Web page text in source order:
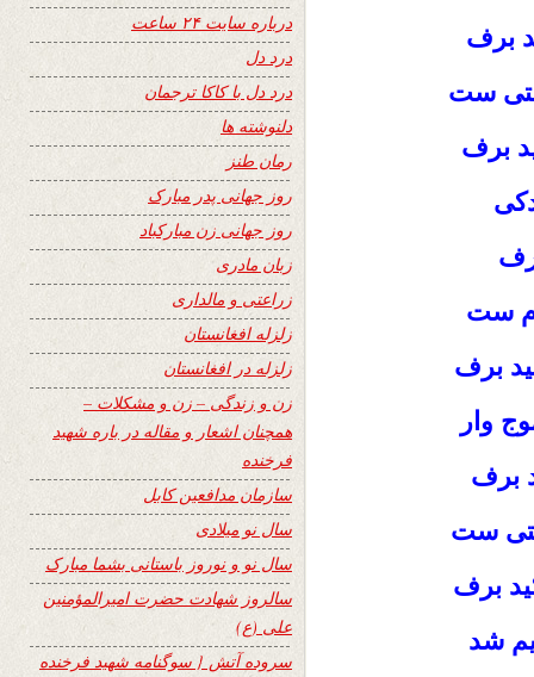
برف
ست
برف
ست
برف
وار
برف
ست
برف
شد
درباره سایت ۲۴ ساعت
درد دل
درد دل با کاکا ترجمان
دلنوشته ها
رمان طنز
روز جهانی پدر مبارک
روز جهانی زن مبارکباد
زبان مادری
زراعتی و مالداری
زلزله افغانستان
زلزله در افغانستان
زن و زندگی – زن و مشکلات –
همچنان اشعار و مقاله در باره شهید
فرخنده
سازمان مدافعین کابل
سال نو میلادی
سال نو و نوروز باستانی بشما مبارک
سالروز شهادت حضرت امیرالمؤمنین
علی (ع)
سروده آتش { سوگنامه شهید فرخنده